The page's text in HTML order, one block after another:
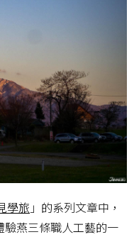
學旅 」的系列文章中，
燕三條職人工藝的一